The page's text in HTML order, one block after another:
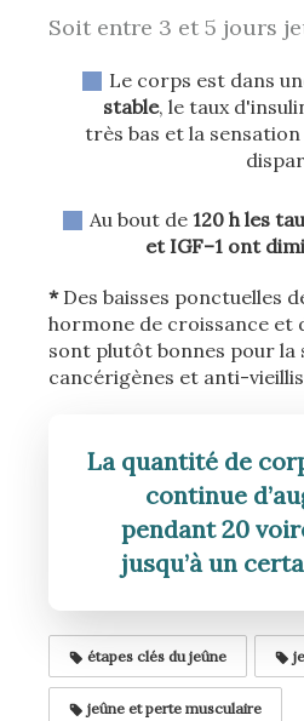
Soit entre 3 et 5 jours
Le corps est dans
stable, le taux
très bas et la
Au bout de 120 h les
et IGF–1 ont
*Des baisses ponctuelles
hormone de croissance et
sont plutôt bonnes pour la
cancérigènes et anti-
La quantité de
continue
pendant 20
jusqu’à un
étapes clés du jeûne
jeûne et perte musculaire